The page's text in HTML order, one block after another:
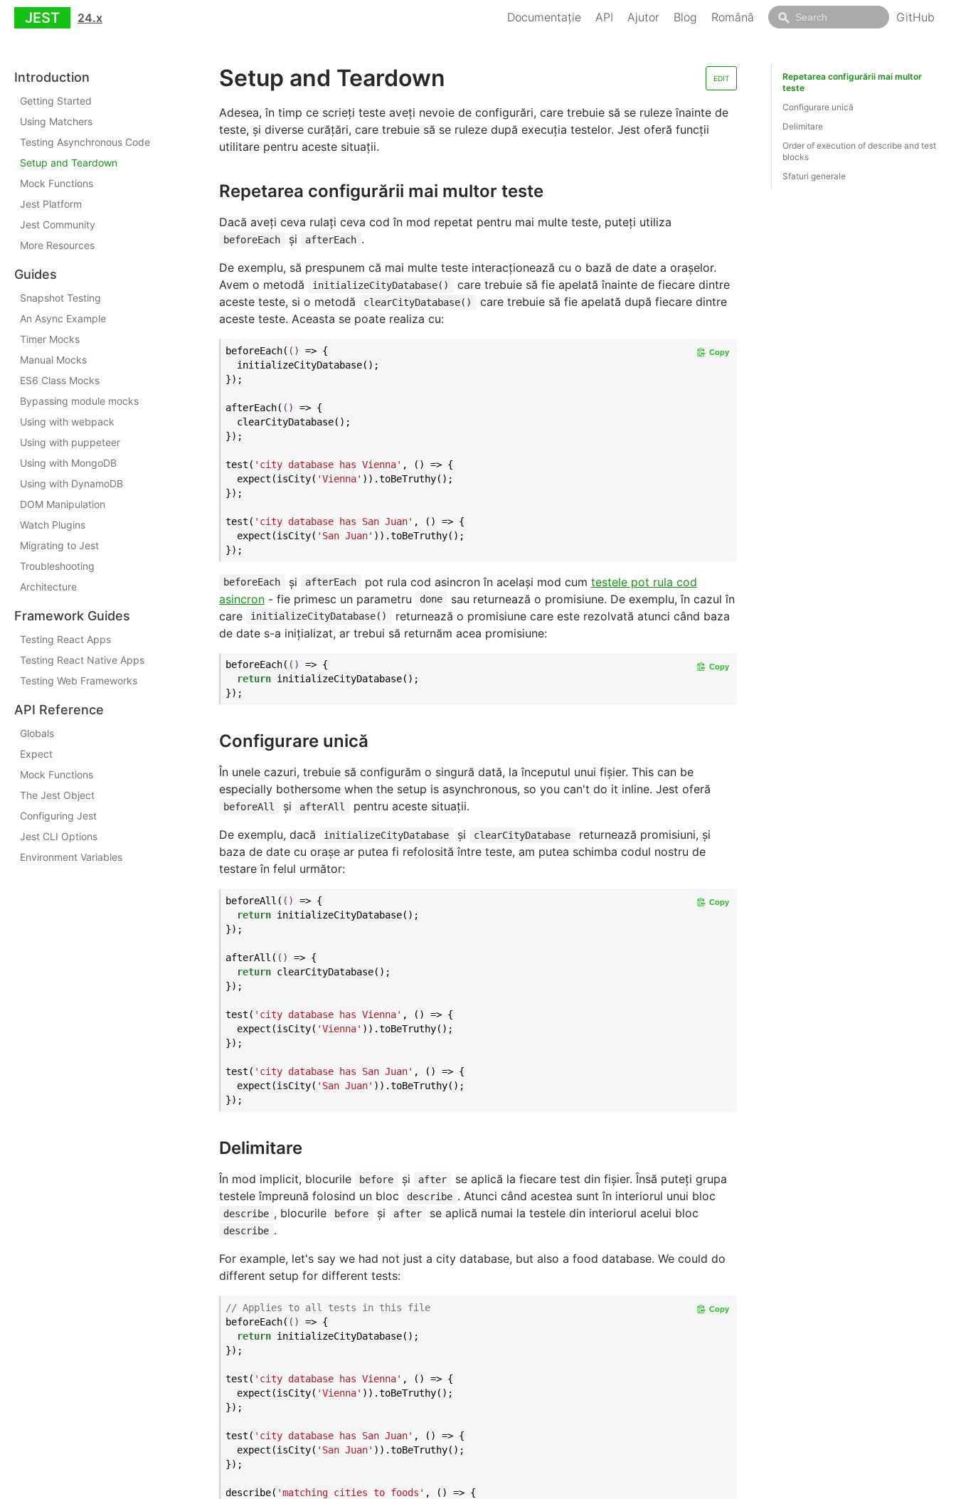
JEST 24.x Documentație API Ajutor Blog Română GitHub
Introduction
Getting Started
Using Matchers
Testing Asynchronous Code
Setup and Teardown
Mock Functions
Jest Platform
Jest Community
More Resources
Guides
Snapshot Testing
An Async Example
Timer Mocks
Manual Mocks
ES6 Class Mocks
Bypassing module mocks
Using with webpack
Using with puppeteer
Using with MongoDB
Using with DynamoDB
DOM Manipulation
Watch Plugins
Migrating to Jest
Troubleshooting
Architecture
Framework Guides
Testing React Apps
Testing React Native Apps
Testing Web Frameworks
API Reference
Globals
Expect
Mock Functions
The Jest Object
Configuring Jest
Jest CLI Options
Environment Variables
EDIT
Setup and Teardown
Adesea, în timp ce scrieți teste aveți nevoie de configurări, care trebuie să se ruleze înainte de
teste, şi diverse curățări, care trebuie să se ruleze după execuția testelor. Jest oferă funcţii
utilitare pentru aceste situații.
Repetarea configurării mai multor teste
Dacă aveţi ceva rulați ceva cod în mod repetat pentru mai multe teste, puteţi utiliza
beforeEach şi afterEach .
De exemplu, să prespunem că mai multe teste interacţionează cu o bază de date a oraşelor.
Avem o metodă
initializeCityDatabase()
care trebuie să fie apelată înainte de fiecare dintre
aceste teste, si o metodă
clearCityDatabase()
care trebuie să fie apelată după fiecare dintre
aceste teste. Aceasta se poate realiza cu:
beforeEach( () => {
  initializeCityDatabase();
});
afterEach( () => {
  clearCityDatabase();
});
test( 'city database has Vienna' , () => {
  expect(isCity(
'Vienna' )).toBeTruthy();
});
test( 'city database has San Juan' , () => {
  expect(isCity(
'San Juan' )).toBeTruthy();
Copy
beforeEach şi afterEach pot rula cod asincron în acelaşi mod cum testele pot rula cod
asincron - fie primesc un parametru done
sau returnează o promisiune. De exemplu, în cazul în
care
initializeCityDatabase()
returnează o promisiune care este rezolvată atunci când baza
de date s-a inițializat, ar trebui să returnăm acea promisiune:
beforeEach( () => {
return initializeCityDatabase();
Copy
Configurare unică
În unele cazuri, trebuie să configurăm o singură dată, la începutul unui fişier. This can be
especially bothersome when the setup is asynchronous, so you can't do it inline. Jest oferă
beforeAll şi afterAll
pentru aceste situaţii.
De exemplu, dacă
initializeCityDatabase şi clearCityDatabase
returnează promisiuni, şi
baza de date cu oraşe ar putea fi refolosită între teste, am putea schimba codul nostru de
testare în felul următor:
beforeAll( () => {
return initializeCityDatabase();
});
afterAll( () => {
return clearCityDatabase();
});
test( 'city database has Vienna' , () => {
  expect(isCity(
'Vienna' )).toBeTruthy();
});
test( 'city database has San Juan' , () => {
  expect(isCity(
'San Juan' )).toBeTruthy();
Copy
Delimitare
În mod implicit, blocurile before şi after
se aplică la fiecare test din fişier. Însă puteţi grupa
testele împreună folosind un bloc
describe . Atunci când acestea sunt în interiorul unui bloc
describe , blocurile before şi after se aplică numai la testele din interiorul acelui bloc
describe .
For example, let's say we had not just a city database, but also a food database. We could do
different setup for different tests:
// Applies to all tests in this file
beforeEach( () => {
return initializeCityDatabase();
});
test( 'city database has Vienna' , () => {
  expect(isCity(
'Vienna' )).toBeTruthy();
});
test( 'city database has San Juan' , () => {
  expect(isCity(
'San Juan' )).toBeTruthy();
});
describe( 'matching cities to foods' , () => {
Copy
Repetarea configurării mai multor
teste
Configurare unică
Delimitare
Order of execution of describe and test
blocks
Sfaturi generale